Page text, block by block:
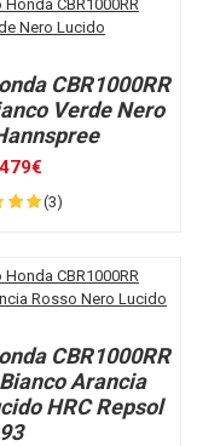
CBR1000RR
Verde Nero
479€
(3)
CBR1000RR
Arancia
HRC Repsol
93